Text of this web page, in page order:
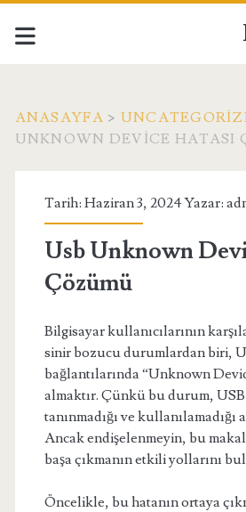
ANASAYFA >
UNKNOWN DEVICE HATASI
Tarih: Haziran 3, 2024 Yazar:
Usb Unknown
Çözümü
Bilgisayar kullanıcılarının
sinir bozucu durumlardan biri,
bağlantılarında “Unknown
almaktır. Çünkü bu durum, USB
tanınmadığı ve kullanılamadığı
Ancak endişelenmeyin, bu
başa çıkmanın etkili yollarını
Öncelikle, bu hatanın ortaya